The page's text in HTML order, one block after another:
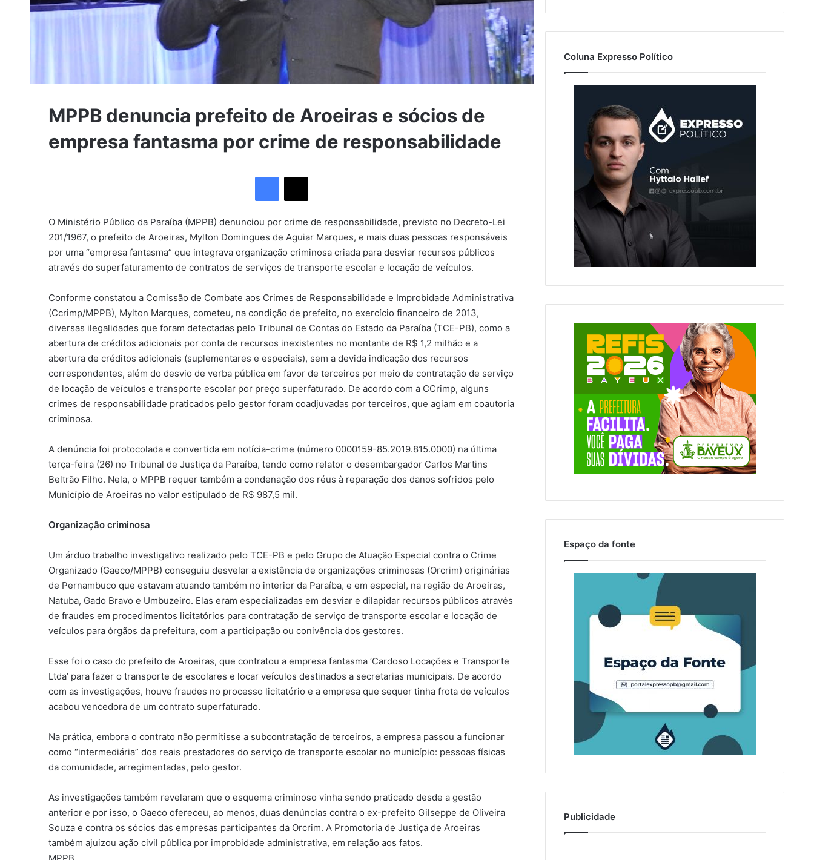
MPPB denuncia prefeito de Aroeiras e sócios de
empresa fantasma por crime de responsabilidade
O Ministério Público da Paraíba (MPPB) denunciou por crime de responsabilidade, previsto no Decreto-Lei
201/1967, o prefeito de Aroeiras, Mylton Domingues de Aguiar Marques, e mais duas pessoas responsáveis
por uma “empresa fantasma” que integrava organização criminosa criada para desviar recursos públicos
através do superfaturamento de contratos de serviços de transporte escolar e locação de veículos.
Conforme constatou a Comissão de Combate aos Crimes de Responsabilidade e Improbidade Administrativa
(Ccrimp/MPPB), Mylton Marques, cometeu, na condição de prefeito, no exercício financeiro de 2013,
diversas ilegalidades que foram detectadas pelo Tribunal de Contas do Estado da Paraíba (TCE-PB), como a
abertura de créditos adicionais por conta de recursos inexistentes no montante de R$ 1,2 milhão e a
abertura de créditos adicionais (suplementares e especiais), sem a devida indicação dos recursos
correspondentes, além do desvio de verba pública em favor de terceiros por meio de contratação de serviço
de locação de veículos e transporte escolar por preço superfaturado. De acordo com a CCrimp, alguns
crimes de responsabilidade praticados pelo gestor foram coadjuvadas por terceiros, que agiam em coautoria
criminosa.
A denúncia foi protocolada e convertida em notícia-crime (número 0000159-85.2019.815.0000) na última
terça-feira (26) no Tribunal de Justiça da Paraíba, tendo como relator o desembargador Carlos Martins
Beltrão Filho. Nela, o MPPB requer também a condenação dos réus à reparação dos danos sofridos pelo
Município de Aroeiras no valor estipulado de R$ 987,5 mil.
Organização criminosa
Um árduo trabalho investigativo realizado pelo TCE-PB e pelo Grupo de Atuação Especial contra o Crime
Organizado (Gaeco/MPPB) conseguiu desvelar a existência de organizações criminosas (Orcrim) originárias
de Pernambuco que estavam atuando também no interior da Paraíba, e em especial, na região de Aroeiras,
Natuba, Gado Bravo e Umbuzeiro. Elas eram especializadas em desviar e dilapidar recursos públicos através
de fraudes em procedimentos licitatórios para contratação de serviço de transporte escolar e locação de
veículos para órgãos da prefeitura, com a participação ou conivência dos gestores.
Esse foi o caso do prefeito de Aroeiras, que contratou a empresa fantasma ‘Cardoso Locações e Transporte
Ltda’ para fazer o transporte de escolares e locar veículos destinados a secretarias municipais. De acordo
com as investigações, houve fraudes no processo licitatório e a empresa que sequer tinha frota de veículos
acabou vencedora de um contrato superfaturado.
Na prática, embora o contrato não permitisse a subcontratação de terceiros, a empresa passou a funcionar
como “intermediária” dos reais prestadores do serviço de transporte escolar no município: pessoas físicas
da comunidade, arregimentadas, pelo gestor.
As investigações também revelaram que o esquema criminoso vinha sendo praticado desde a gestão
anterior e por isso, o Gaeco ofereceu, ao menos, duas denúncias contra o ex-prefeito Gilseppe de Oliveira
Souza e contra os sócios das empresas participantes da Orcrim. A Promotoria de Justiça de Aroeiras
também ajuizou ação civil pública por improbidade administrativa, em relação aos fatos.
Coluna Expresso Político
Espaço da fonte
Publicidade